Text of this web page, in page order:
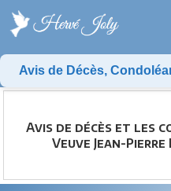
Avis de Décès,
Avis de décès et les
Veuve Jean-Pierre